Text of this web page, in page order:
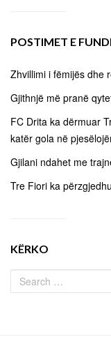
POSTIMET E
Zhvillimi i fëmijës dhe
Gjithnjë më pranë
FC Drita ka dërmuar
katër gola në
Gjilani ndahet me
Tre Fiori ka
KËRKO